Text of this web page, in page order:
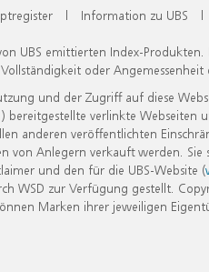
| Information zu UBS |
UBS emittierten Index-
oder
und der Zugriff auf diese
verlinkte
anderen veröffentlichten
Anlegern verkauft werden.
und den für die UBS-Website (
zur Verfügung gestellt.
Marken ihrer jeweiligen